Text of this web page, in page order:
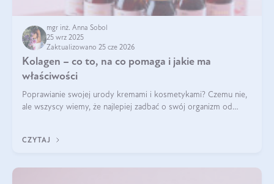
mgr inż. Anna Sobol
25 wrz 2025
Zaktualizowano 25 cze 2026
Kolagen – co to, na co pomaga i jakie ma
właściwości
Poprawianie swojej urody kremami i kosmetykami? Czemu nie,
ale wszyscy wiemy, że najlepiej zadbać o swój organizm od
wysokiej jakości suplem
CZYTAJ